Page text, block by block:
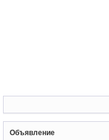
Объявление